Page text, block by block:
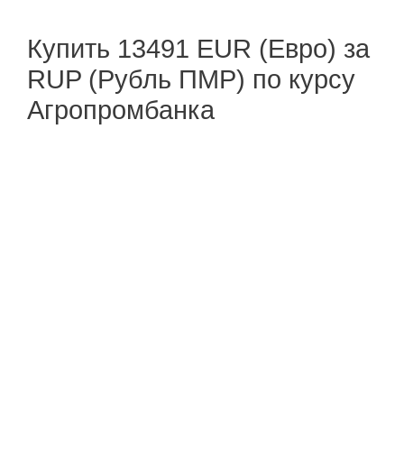
Купить 13491 EUR (Евро) за
RUP (Рубль ПМР) по курсу
Агропромбанка